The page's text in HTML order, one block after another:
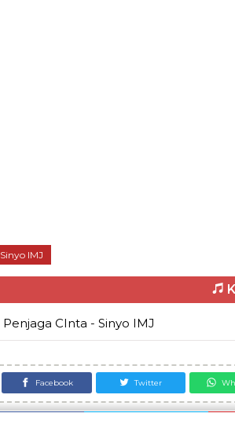
Sinyo IMJ
Penjaga CInta - Sinyo IMJ
Facebook Twitter